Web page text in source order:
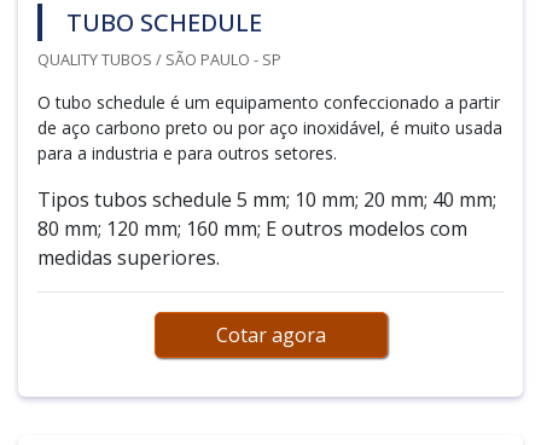
TUBO SCHEDULE
QUALITY TUBOS / SÃO PAULO - SP
O tubo schedule é um equipamento confeccionado a partir
de aço carbono preto ou por aço inoxidável, é muito usada
para a industria e para outros setores.
Tipos tubos schedule 5 mm; 10 mm; 20 mm; 40 mm;
80 mm; 120 mm; 160 mm; E outros modelos com
medidas superiores.
Cotar agora